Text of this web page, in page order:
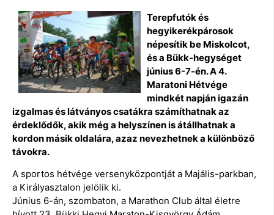
Terepfutók és
hegyikerékpárosok
népesítik be Miskolcot,
és a Bükk-hegységet
június 6-7-én. A 4.
Maratoni Hétvége
mindkét napján igazán
izgalmas és látványos csatákra számíthatnak az
érdeklődők, akik még a helyszínen is átállhatnak a
kordon másik oldalára, azaz nevezhetnek a különböző
távokra.
A sportos hétvége versenyközpontját a Majális-parkban,
a Királyasztalon jelölik ki.
Június 6-án, szombaton, a Marathon Club által életre